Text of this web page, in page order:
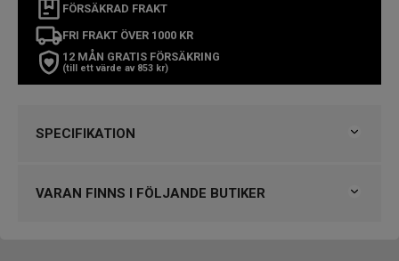
FÖRSÄKRAD FRAKT
FRI FRAKT ÖVER 1000 KR
12 MÅN GRATIS FÖRSÄKRING
(till ett värde av 853 kr)
SPECIFIKATION
Kollektion
Carrera
VARAN FINNS I FÖLJANDE BUTIKER